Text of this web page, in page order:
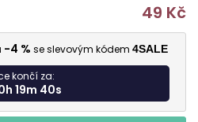
49 Kč
-4 % se slevovým kódem 4SALE
končí za:
19m 39s